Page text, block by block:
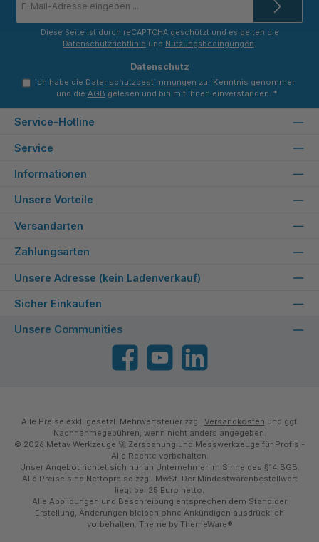
Mail-
*
Diese Seite ist durch reCAPTCHA geschützt und es gelten die
Datenschutzrichtlinie und Nutzungsbedingungen.
Datenschutz
Ich habe die Datenschutzbestimmungen zur Kenntnis genommen
und die AGB gelesen und bin mit ihnen einverstanden. *
Service-Hotline
Service
Informationen
Unsere Vorteile
Versandarten
Zahlungsarten
Unsere Adresse (kein Ladenverkauf)
Sicher Einkaufen
Unsere Communities
FacebookYouTube
Alle Preise exkl. gesetzl. Mehrwertsteuer zzgl. Versandkosten und ggf.
Nachnahmegebühren, wenn nicht anders angegeben.
© 2026 Metav Werkzeuge 🚀 Zerspanung und Messwerkzeuge für Profis -
Alle Rechte vorbehalten.
Unser Angebot richtet sich nur an Unternehmer im Sinne des §14 BGB.
Alle Preise sind Nettopreise zzgl. MwSt. Der Mindestwarenbestellwert
liegt bei 25 Euro netto.
Alle Abbildungen und Beschreibung entsprechen dem Stand der
Erstellung, Änderungen bleiben ohne Ankündigen ausdrücklich
vorbehalten. Theme by ThemeWare®